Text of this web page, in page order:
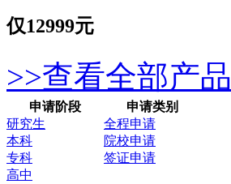
仅12999元
>>查看全部产品
申请阶段
申请类别
研究生
全程申请
本科
院校申请
专科
签证申请
高中